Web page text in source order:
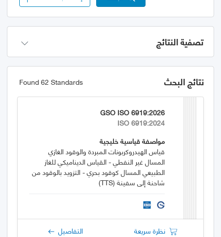
تصفية النتائج
نتائج البحث Found 62 Standards
GSO ISO 6919:2026
ISO 6919:2024
مواصفة قياسية خليجية
قياس الهيدروكربونات المبردة والوقود الغازي
المسال غير النفطي - القياس الديناميكي للغاز
الطبيعي المسال كوقود بحري - التزويد بالوقود من
شاحنة إلى سفينة (TTS)
نظرة سريعة التفاصيل